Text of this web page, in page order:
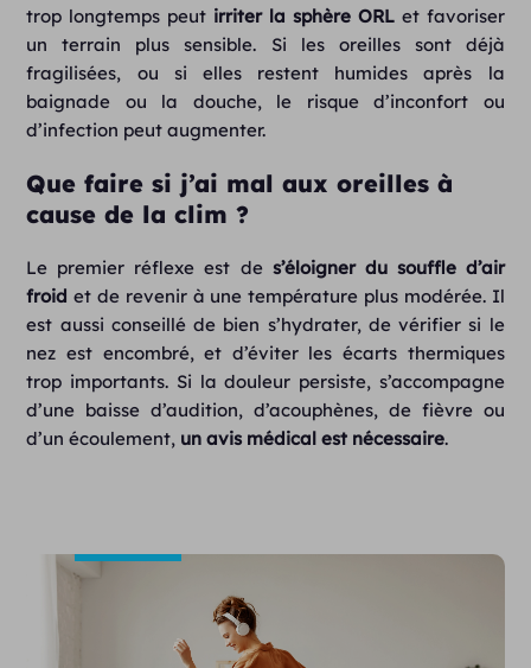
trop longtemps peut irriter la sphère ORLet favoriser
un terrain plus sensible. Si les oreilles sont déjà
fragilisées, ou si elles restent humides après la
baignade ou la douche, le risque d’inconfort ou
d’infection peut augmenter.
Que faire si j’ai mal aux oreilles à
cause de la clim ?
Le premier réflexe est de s’éloigner du souffle d’air
froid et de revenir à une température plus modérée. Il
est aussi conseillé de bien s’hydrater, de vérifier si le
nez est encombré, et d’éviter les écarts thermiques
trop importants. Si la douleur persiste, s’accompagne
d’une baisse d’audition, d’acouphènes, de fièvre ou
d’un écoulement, un avis médical est nécessaire.